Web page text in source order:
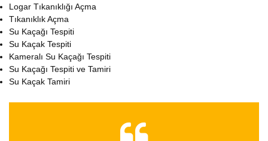
Logar Tıkanıklığı Açma
Tıkanıklık Açma
Su Kaçağı Tespiti
Su Kaçak Tespiti
Kameralı Su Kaçağı Tespiti
Su Kaçağı Tespiti ve Tamiri
Su Kaçak Tamiri